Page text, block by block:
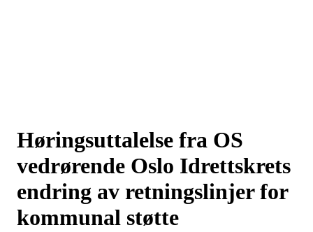
Høringsuttalelse fra OS
vedrørende Oslo Idrettskrets
endring av retningslinjer for
kommunal støtte